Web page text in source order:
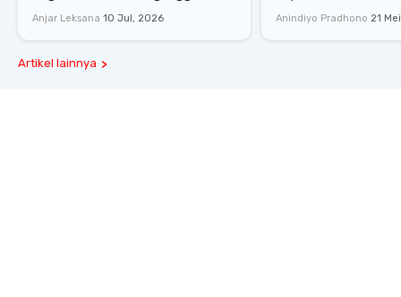
Sadair's Spear Ukuran Asli Sukses
Anjar Leksana 10 Jul, 2026
Senayan, Hadirkan
Anindiyo Pradhono 21
Artikel lainnya